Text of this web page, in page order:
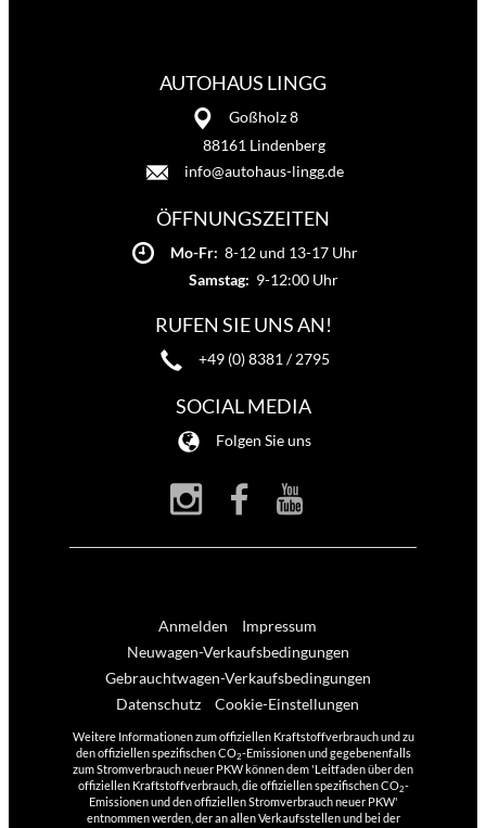
AUTOHAUS LINGG
Goßholz 8
88161 Lindenberg
info@autohaus-lingg.de
ÖFFNUNGSZEITEN
Mo-Fr: 8-12 und 13-17 Uhr
Samstag: 9-12:00 Uhr
RUFEN SIE UNS AN!
+49 (0) 8381 / 2795
SOCIAL MEDIA
Folgen Sie uns
Anmelden
Impressum
Neuwagen-Verkaufsbedingungen
Gebrauchtwagen-Verkaufsbedingungen
Datenschutz
Cookie-Einstellungen
Weitere Informationen zum offiziellen Kraftstoffverbrauch und zu
den offiziellen spezifischen CO2-Emissionen und gegebenenfalls
zum Stromverbrauch neuer PKW können dem 'Leitfaden über den
offiziellen Kraftstoffverbrauch, die offiziellen spezifischen CO2-
Emissionen und den offiziellen Stromverbrauch neuer PKW'
entnommen werden, der an allen Verkaufsstellen und bei der